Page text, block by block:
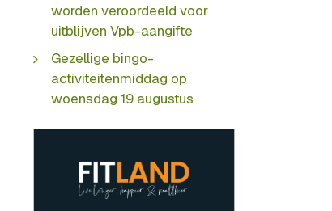
worden veroordeeld voor
uitblijven Vpb-aangifte
Gezellige bingo-
activiteitenmiddag op
woensdag 19 augustus